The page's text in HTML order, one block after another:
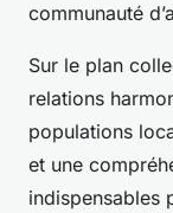
communauté
Sur le plan
relations
populations
et une
indispensables